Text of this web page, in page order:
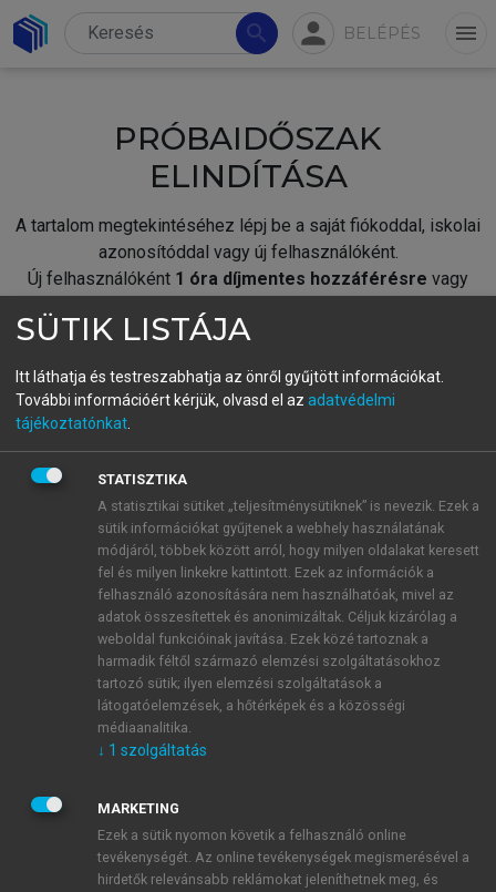
search person BELÉPÉS menu
PRÓBAIDŐSZAK
ELINDÍTÁSA
A tartalom megtekintéséhez lépj be a saját fiókoddal, iskolai
azonosítóddal vagy új felhasználóként.
Új felhasználóként 1 óra díjmentes hozzáférésre vagy
fiókoddal,vagy hozz létre új fiókot.
A regisztráció után apróbaidőszakautomatikusan
BELÉPÉS SAJÁT FIÓKKAL
ÚJ FIÓK LÉTREHOZÁSA
1 óra díjmentes hozzáférés
E-MAIL-CÍM
JELSZÓ
JELSZÓ ÚJRA
SÜTIK LISTÁJA
Itt láthatja és testreszabhatja az önről gyűjtött információkat.
További információért kérjük, olvasd el az adatvédelmi
tájékoztatónkat
STATISZTIKA
A statisztikai sütiket „teljesítménysütiknek” is nevezik. Ezek a
sütik információkat gyűjtenek a webhely használatának
módjáról, többek között arról, hogy milyen oldalakat keresett
fel és milyen linkekre kattintott. Ezek az információk a
felhasználó azonosítására nem használhatóak, mivel az
adatok összesítettek és anonimizáltak. Céljuk kizárólag a
weboldal funkcióinak javítása. Ezek közé tartoznak a
harmadik féltől származó elemzési szolgáltatásokhoz
tartozó sütik; ilyen elemzési szolgáltatások a
látogatóelemzések, a hőtérképek és a közösségi
médiaanalitika.
↓ 1 szolgáltatás
MARKETING
Ezek a sütik nyomon követik a felhasználó online
tevékenységét. Az online tevékenységek megismerésével a
hirdetők relevánsabb reklámokat jeleníthetnek meg, és